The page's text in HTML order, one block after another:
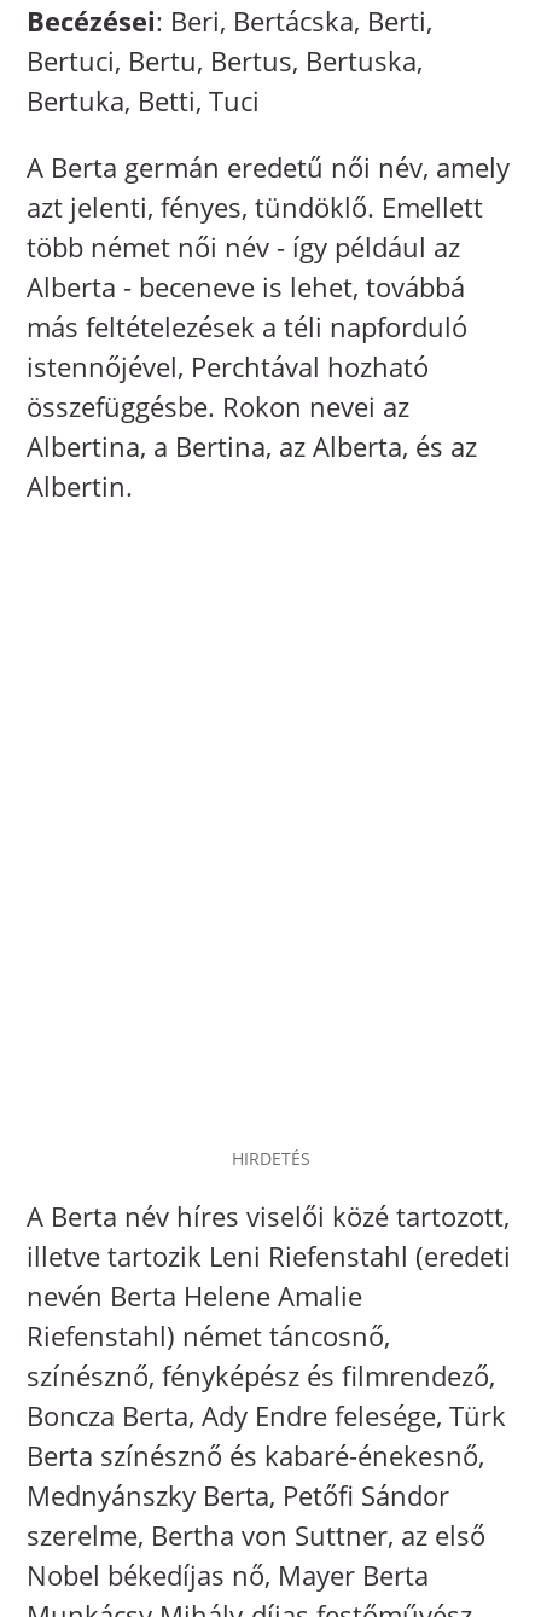
Becézései: Beri, Bertácska, Berti,
Bertuci, Bertu, Bertus, Bertuska,
Bertuka, Betti, Tuci
A Berta germán eredetű női név, amely
azt jelenti, fényes, tündöklő. Emellett
több német női név - így például az
Alberta - beceneve is lehet, továbbá
más feltételezések a téli napforduló
istennőjével, Perchtával hozható
összefüggésbe. Rokon nevei az
Albertina, a Bertina, az Alberta, és az
Albertin.
HIRDETÉS
A Berta név híres viselői közé tartozott,
illetve tartozik Leni Riefenstahl (eredeti
nevén Berta Helene Amalie
Riefenstahl) német táncosnő,
színésznő, fényképész és filmrendező,
Boncza Berta, Ady Endre felesége, Türk
Berta színésznő és kabaré-énekesnő,
Mednyánszky Berta, Petőfi Sándor
szerelme, Bertha von Suttner, az első
Nobel békedíjas nő, Mayer Berta